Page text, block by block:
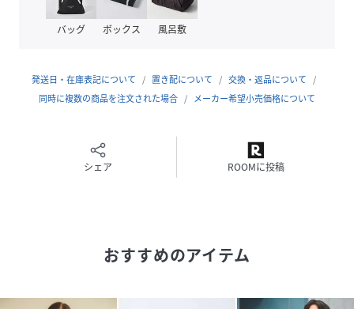
原産国 フィリピン
サイズ 37、38、39、40、41、42
03020512001-7H-3L RQ1154)
バッグ ボックス 風呂敷
発送日・在庫表記について 置き配について
交換・返品について
同時に複数の商品を注文された場合
メーカー希望小売価格について
シェア ROOMに投稿
おすすめのアイテム